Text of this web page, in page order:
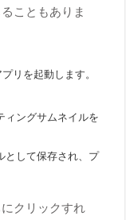
こともありま
リを起動します。
ィングサムネイルを
として保存され、プ
クリックすれ